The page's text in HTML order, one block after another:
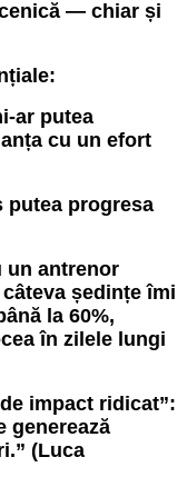
— chiar și
ar putea
cu un efort
progresa
un antrenor
ședințe îmi
la 60%,
în zilele lungi
impact ridicat”:
generează
(Luca